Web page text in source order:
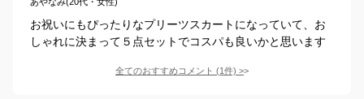
お祝いにもぴったりなプリーツスカートになっていて、お
しゃれに決まって５点セットでコスパも良いかと思います
全てのおすすめコメント (1件) >